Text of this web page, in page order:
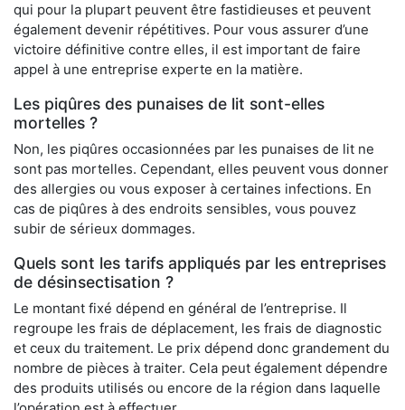
qui pour la plupart peuvent être fastidieuses et peuvent
également devenir répétitives. Pour vous assurer d’une
victoire définitive contre elles, il est important de faire
appel à une entreprise experte en la matière.
Les piqûres des punaises de lit sont-elles
mortelles ?
Non, les piqûres occasionnées par les punaises de lit ne
sont pas mortelles. Cependant, elles peuvent vous donner
des allergies ou vous exposer à certaines infections. En
cas de piqûres à des endroits sensibles, vous pouvez
subir de sérieux dommages.
Quels sont les tarifs appliqués par les entreprises
de désinsectisation ?
Le montant fixé dépend en général de l’entreprise. Il
regroupe les frais de déplacement, les frais de diagnostic
et ceux du traitement. Le prix dépend donc grandement du
nombre de pièces à traiter. Cela peut également dépendre
des produits utilisés ou encore de la région dans laquelle